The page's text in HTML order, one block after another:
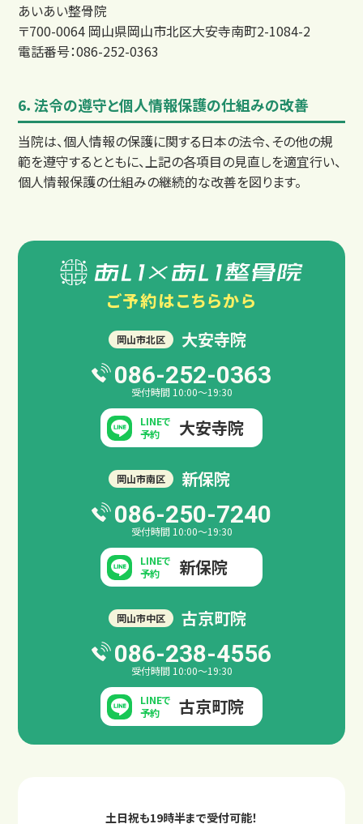
交通事故治療例
あいあい整骨院
〒700-0064 岡山県岡山市北区大安寺南町2-1084-2
電話番号：086-252-0363
6．法令の遵守と個人情報保護の仕組みの改善
当院は、個人情報の保護に関する日本の法令、その他の規
範を遵守するとともに、上記の各項目の見直しを適宜行い、
個人情報保護の仕組みの継続的な改善を図ります。
ご予約はこちらから
岡山市北区 大安寺院
086-252-0363
受付時間 10:00～19:30
LINEで
予約
大安寺院
岡山市南区 新保院
086-250-7240
受付時間 10:00～19:30
LINEで
予約
新保院
岡山市中区 古京町院
086-238-4556
受付時間 10:00～19:30
LINEで
予約
古京町院
土日祝も19時半まで受付可能！